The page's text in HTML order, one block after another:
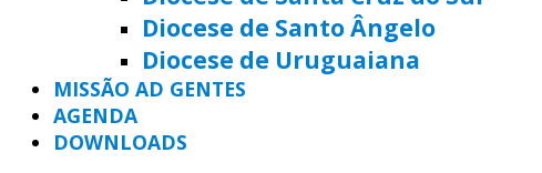
Diocese de Santo Ângelo
Diocese de Uruguaiana
MISSÃO AD GENTES
AGENDA
DOWNLOADS